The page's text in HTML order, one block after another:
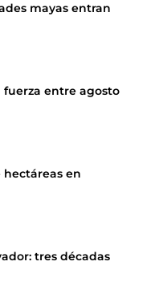
mayas entran
fuerza entre agosto
hectáreas en
tres décadas